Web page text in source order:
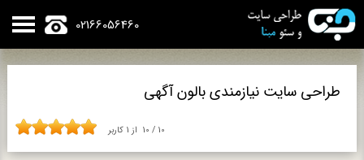
02166056460
طراحی سایت نیازمندی بالون آگهی
10 / 10 از 1 کاربر